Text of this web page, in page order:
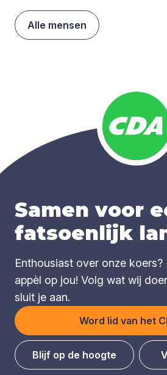
Alle mensen
Samen voor
fatsoenlijk
Enthousiast over onze
appèl op jou! Volg wat wij
sluit je aan.
Word lid van het
Blijf op de hoogte